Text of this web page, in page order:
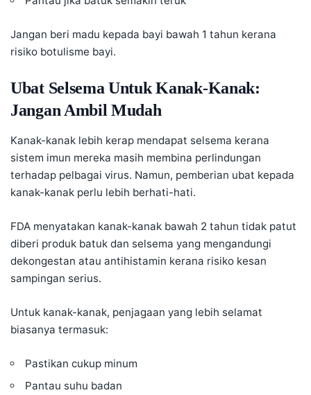
Jangan beri madu kepada bayi bawah 1 tahun kerana
risiko botulisme bayi.
Ubat Selsema Untuk Kanak-Kanak:
Jangan Ambil Mudah
Kanak-kanak lebih kerap mendapat selsema kerana
sistem imun mereka masih membina perlindungan
terhadap pelbagai virus. Namun, pemberian ubat kepada
kanak-kanak perlu lebih berhati-hati.
FDA menyatakan kanak-kanak bawah 2 tahun tidak patut
diberi produk batuk dan selsema yang mengandungi
dekongestan atau antihistamin kerana risiko kesan
sampingan serius.
Untuk kanak-kanak, penjagaan yang lebih selamat
biasanya termasuk:
Pastikan cukup minum
Pantau suhu badan